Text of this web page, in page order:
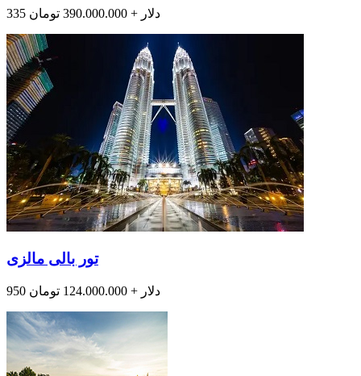
335 دلار + 390.000.000 تومان
تور بالی مالزی
950 دلار + 124.000.000 تومان